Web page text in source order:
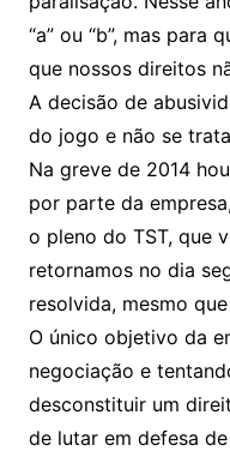
“a” ou “b”, mas para
que nossos direitos
A decisão de
do jogo e não se
Na greve de 2014
por parte da
o pleno do TST, que
retornamos no dia
resolvida, mesmo
O único objetivo da
negociação e
desconstituir um
de lutar em defesa